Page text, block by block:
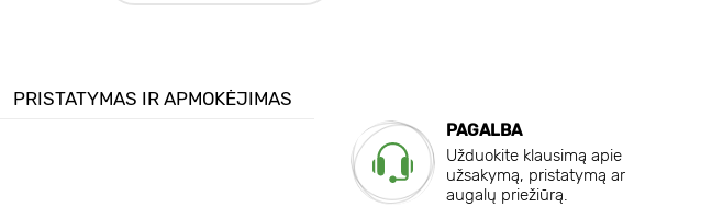
PRISTATYMAS IR APMOKĖJIMAS
PAGALBA
Užduokite klausimą apie
užsakymą, pristatymą ar
augalų priežiūrą.